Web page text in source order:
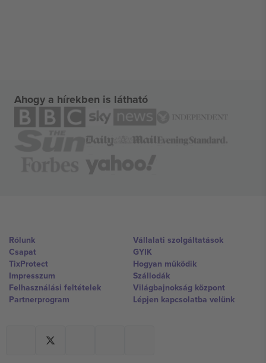
Ahogy a hírekben is látható
Rólunk
Csapat
TixProtect
Impresszum
Felhasználási feltételek
Partnerprogram
Vállalati szolgáltatások
GYIK
Hogyan működik
Szállodák
Világbajnokság központ
Lépjen kapcsolatba velünk